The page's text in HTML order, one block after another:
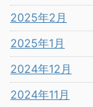
2025年2月
2025年1月
2024年12月
2024年11月